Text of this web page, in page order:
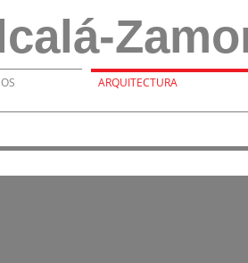
ARQUITECTURA